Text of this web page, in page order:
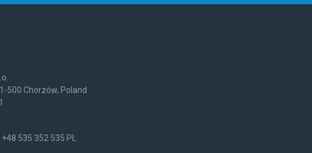
500 Chorzów, Poland
535 352 535 PL